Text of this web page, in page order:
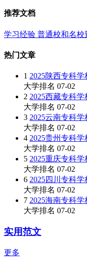
推荐文档
学习经验 普通校和名校
热门文章
1 2025陕西专科
大学排名 07-02
2 2025西藏专科
大学排名 07-02
3 2025云南专科
大学排名 07-02
4 2025贵州专科
大学排名 07-02
5 2025重庆专科
大学排名 07-02
6 2025四川专科
大学排名 07-02
7 2025海南专科
大学排名 07-02
实用范文
更多